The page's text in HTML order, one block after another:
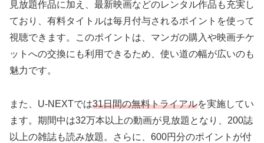
見放題作品に加え、最新映画などのレンタル作品も充実し
ており、有料タイトルは毎月付与されるポイントを使って
視聴できます。このポイントは、マンガの購入や映画チケ
ットへの交換にも利用できるため、使い道の幅が広いのも
魅力です。
また、U-NEXTでは31日間の無料トライアルを実施してい
ます。期間中は32万本以上の動画が見放題となり、200誌
以上の雑誌も読み放題。さらに、600円分のポイントが付